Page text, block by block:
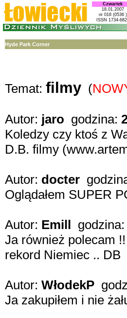
Czwartek
18.01.2007
nr 018 (0536 )
ISSN 1734-
Hyde Park Corner
Temat: filmy (
Autor: jaro godzina:
Koledzy czy ktoś z
D.B. filmy
Autor: docter
Oglądałem SUPER
Autor: Emill godzina:
Ja również polecam
rekord Niemiec .. DB
Autor: WłodekP
Ja zakupiłem i nie